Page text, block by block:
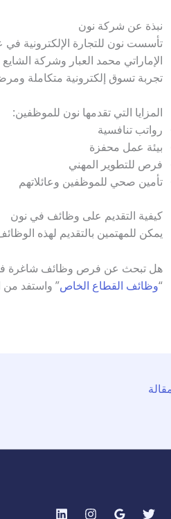
نبذة عن شركة نون
الإماراتي محمد العبار وشركة
تجربة تسوق إلكترونية متكاملة
المزايا التي تقدمها نون للموظفين:
رواتب تنافسية
بيئة عمل محفزة
فرص للتطوير المهني
تأمين صحي للموظفين وعائلاتهم
كيفية التقديم على وظائف في نون
يمكن للمهتمين بالتقديم لهذه
هل تبحث عن فرص وظائف شاغرة في
“وظائف القطاع الخاص” واستفد من